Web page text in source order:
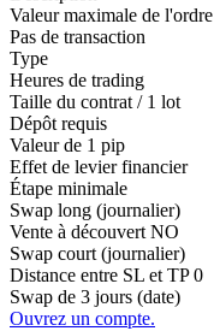
Valeur maximale de l'ordre
Pas de transaction
Type
Heures de trading
Taille du contrat / 1 lot
Dépôt requis
Valeur de 1 pip
Effet de levier financier
Étape minimale
Swap long (journalier)
Vente à découvert NO
Swap court (journalier)
Distance entre SL et TP 0
Swap de 3 jours (date)
Ouvrez un compte.